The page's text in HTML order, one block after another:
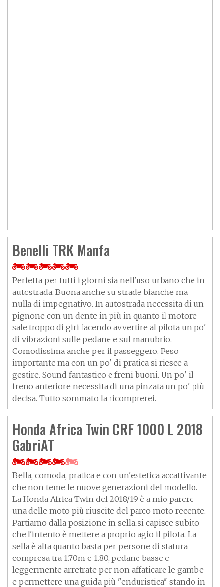
Benelli TRK Manfa
Perfetta per tutti i giorni sia nell'uso urbano che in
autostrada. Buona anche su strade bianche ma
nulla di impegnativo. In autostrada necessita di un
pignone con un dente in più in quanto il motore
sale troppo di giri facendo avvertire al pilota un po'
di vibrazioni sulle pedane e sul manubrio.
Comodissima anche per il passeggero. Peso
importante ma con un po' di pratica si riesce a
gestire. Sound fantastico e freni buoni. Un po' il
freno anteriore necessita di una pinzata un po' più
decisa. Tutto sommato la ricomprerei.
Honda Africa Twin CRF 1000 L 2018
GabriAT
Bella, comoda, pratica e con un'estetica accattivante
che non teme le nuove generazioni del modello.
La Honda Africa Twin del 2018/19 è a mio parere
una delle moto più riuscite del parco moto recente.
Partiamo dalla posizione in sella..si capisce subito
che l'intento è mettere a proprio agio il pilota. La
sella è alta quanto basta per persone di statura
compresa tra 1.70m e 1.80, pedane basse e
leggermente arretrate per non affaticare le gambe
e permettere una guida più "enduristica" stando in